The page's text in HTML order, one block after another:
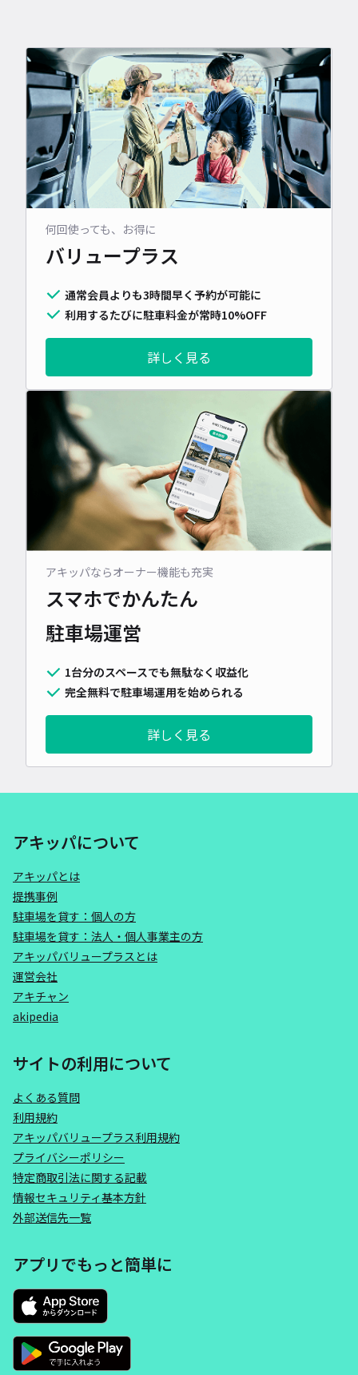
何回使っても、お得に
バリュープラス
通常会員よりも3時間早く予約が可能に
利用するたびに駐車料金が常時10%OFF
詳しく見る
アキッパならオーナー機能も充実
スマホでかんたん
駐車場運営
1台分のスペースでも無駄なく収益化
完全無料で駐車場運用を始められる
詳しく見る
アキッパについて
アキッパとは
提携事例
駐車場を貸す：個人の方
駐車場を貸す：法人・個人事業主の方
アキッパバリュープラスとは
運営会社
アキチャン
akipedia
サイトの利用について
よくある質問
利用規約
アキッパバリュープラス利用規約
プライバシーポリシー
特定商取引法に関する記載
情報セキュリティ基本方針
外部送信先一覧
アプリでもっと簡単に